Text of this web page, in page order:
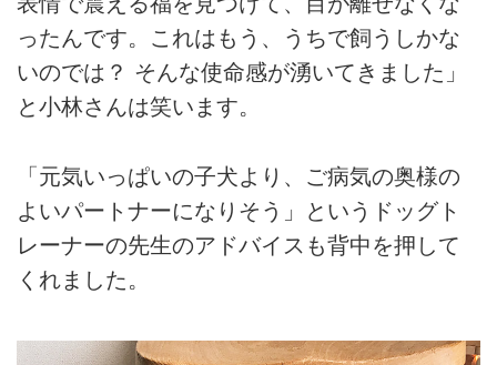
ったんです。これはもう、うちで飼うしかな
いのでは？ そんな使命感が湧いてきました」
と小林さんは笑います。
「元気いっぱいの子犬より、ご病気の奥様の
よいパートナーになりそう」というドッグト
レーナーの先生のアドバイスも背中を押して
くれました。